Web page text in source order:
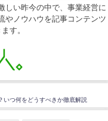
しい昨今の中で、事業経営に
やノウハウを記事コンテンツ
す。
いつ何をどうすべきか徹底解説